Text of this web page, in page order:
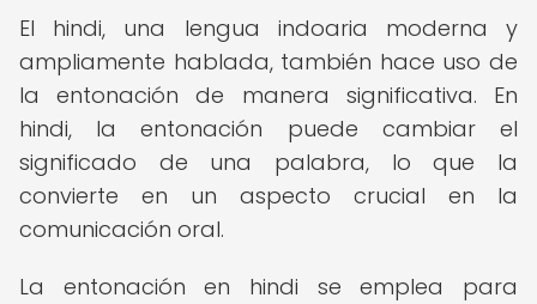
El hindi, una lengua indoaria moderna y
ampliamente hablada, también hace uso de
la entonación de manera significativa. En
hindi, la entonación puede cambiar el
significado de una palabra, lo que la
convierte en un aspecto crucial en la
comunicación oral.
La entonación en hindi se emplea para